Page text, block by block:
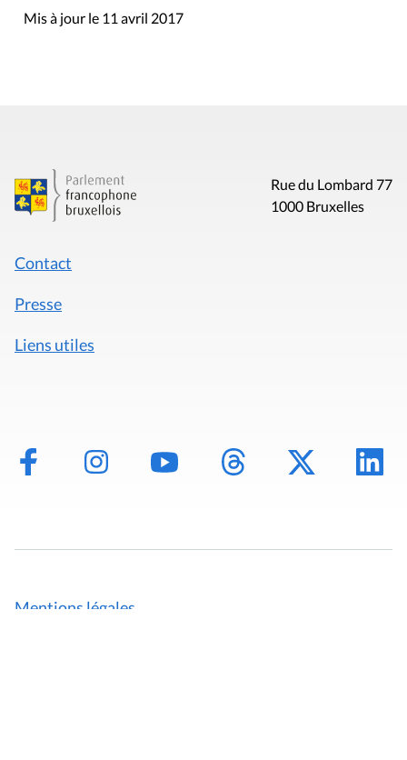
Mis à jour le 11 avril 2017
Rue du Lombard 77
1000 Bruxelles
Contact
Presse
Liens utiles
Mentions légales